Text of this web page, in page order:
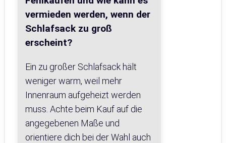
vermieden werden, wenn der
Schlafsack zu groß
erscheint?
Ein zu großer Schlafsack hält
weniger warm, weil mehr
Innenraum aufgeheizt werden
muss. Achte beim Kauf auf die
angegebenen Maße und
orientiere dich bei der Wahl auch